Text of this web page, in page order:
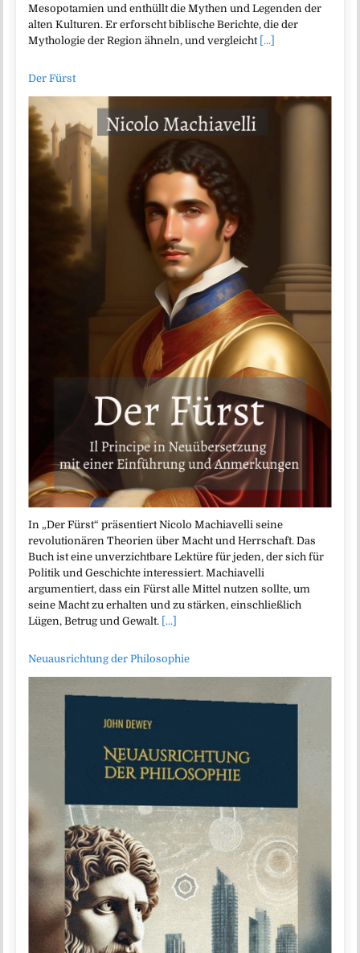
Mesopotamien und enthüllt die Mythen und Legenden der
alten Kulturen. Er erforscht biblische Berichte, die der
Mythologie der Region ähneln, und vergleicht [...]
Der Fürst
In „Der Fürst“ präsentiert Nicolo Machiavelli seine
revolutionären Theorien über Macht und Herrschaft. Das
Buch ist eine unverzichtbare Lektüre für jeden, der sich für
Politik und Geschichte interessiert. Machiavelli
argumentiert, dass ein Fürst alle Mittel nutzen sollte, um
seine Macht zu erhalten und zu stärken, einschließlich
Lügen, Betrug und Gewalt. [...]
Neuausrichtung der Philosophie